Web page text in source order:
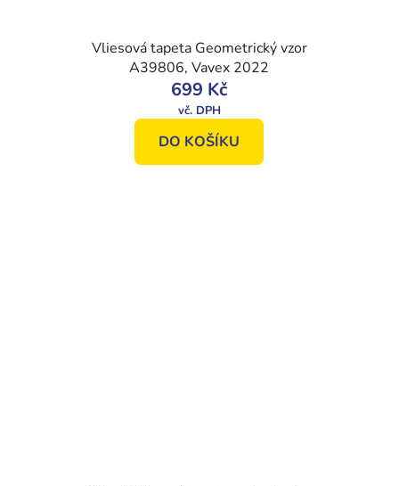
Vliesová tapeta Geometrický vzor
A39806, Vavex 2022
699 Kč
DO KOŠÍKU